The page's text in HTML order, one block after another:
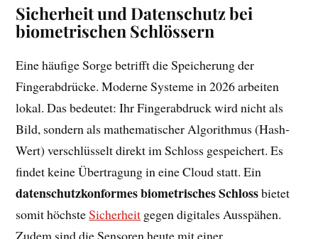
Sicherheit und Datenschutz bei
biometrischen Schlössern
Eine häufige Sorge betrifft die Speicherung der
Fingerabdrücke. Moderne Systeme in 2026 arbeiten
lokal. Das bedeutet: Ihr Fingerabdruck wird nicht als
Bild, sondern als mathematischer Algorithmus (Hash-
Wert) verschlüsselt direkt im Schloss gespeichert. Es
findet keine Übertragung in eine Cloud statt. Ein
datenschutzkonformes biometrisches Schlossbietet
somit höchsteSicherheit gegen digitales Ausspähen.